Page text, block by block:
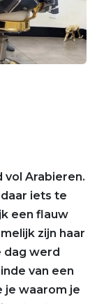
vol Arabieren.
iets te
een flauw
zijn haar
dag werd
van een
je waarom je